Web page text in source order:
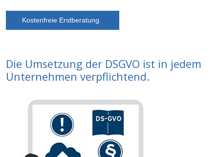
Kostenfreie Erstberatung.
Die Umsetzung der DSGVO ist in jedem
Unternehmen verpflichtend.